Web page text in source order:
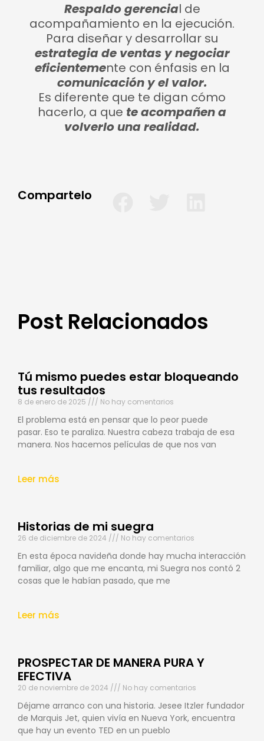
Respaldo gerencial de
acompañamiento en la ejecución.
Para diseñar y desarrollar su
estrategia de ventas y negociar
eficientemente con énfasis en la
comunicación y el valor.
Es diferente que te digan cómo
hacerlo, a que te acompañen a
volverlo una realidad.
Compartelo
Post Relacionados
Tú mismo puedes estar bloqueando
tus resultados
8 de enero de 2025 No hay comentarios
El problema está en pensar que lo peor puede
pasar. Eso te paraliza. Nuestra cabeza trabaja de esa
manera. Nos hacemos películas de que nos van
Leer más
Historias de mi suegra
26 de diciembre de 2024 No hay comentarios
En esta época navideña donde hay mucha interacción
familiar, algo que me encanta, mi Suegra nos contó 2
cosas que le habían pasado, que me
Leer más
PROSPECTAR DE MANERA PURA Y
EFECTIVA
20 de noviembre de 2024 No hay comentarios
Déjame arranco con una historia. Jesee Itzler fundador
de Marquis Jet, quien vivía en Nueva York, encuentra
que hay un evento TED en un pueblo